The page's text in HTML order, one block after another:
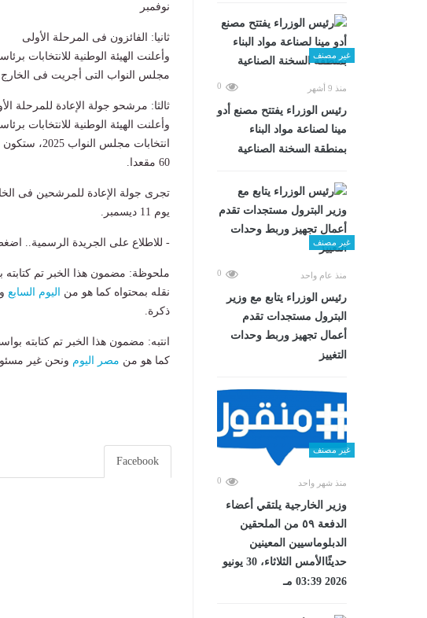
غير مصنف
منذ 9 أشهر 0
رئيس الوزراء يفتتح مصنع أدو
مينا لصناعة مواد البناء
بمنطقة السخنة الصناعية
غير مصنف
منذ عام واحد 0
رئيس الوزراء يتابع مع وزير
البترول مستجدات تقدم
أعمال تجهيز وربط وحدات
التغييز
غير مصنف
منذ شهر واحد 0
وزير الخارجية يلتقي أعضاء
الدفعة ٥٩ من الملحقين
الدبلوماسيين المعينين
حديثًاالأمس الثلاثاء، 30 يونيو
2026 03:39 مـ
نوفمبر
ثانيا: الفائزون فى المرحلة الأولى
مجلس النواب التى أجريت فى الخارج يومى 7 و8 نوفمبر وفى الداخل يومى 10
ثالثا: مرشحو جولة الإعادة للمرحلة
وأعلنت الهيئة الوطنية للانتخابات
60 مقعدا.
يوم 11 ديسمبر.
- للاطلاع على الجريدة الرسمية..
ملحوظة: مضمون هذا الخبر تم كتابته
نقله بمحتواه كما هو من
اليوم السابع
ذكرة.
انتبه: مضمون هذا الخبر تم كتابته
كما هو من مصر اليوم ونحن غير
Facebook